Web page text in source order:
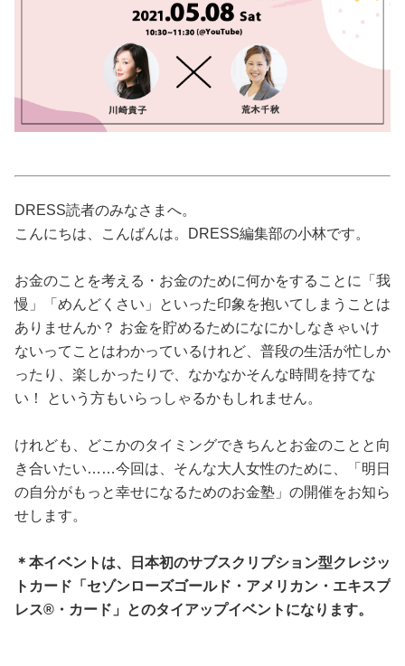
カルチャー/エンタメ
占い
ゲーム
DRESS読者のみなさまへ。
こんにちは、こんばんは。DRESS編集部の小林です。
お金のことを考える・お金のために何かをすることに「我
慢」「めんどくさい」といった印象を抱いてしまうことは
ありませんか？ お金を貯めるためになにかしなきゃいけ
ないってことはわかっているけれど、普段の生活が忙しか
ったり、楽しかったりで、なかなかそんな時間を持てな
い！ という方もいらっしゃるかもしれません。
けれども、どこかのタイミングできちんとお金のことと向
き合いたい……今回は、そんな大人女性のために、「明日
の自分がもっと幸せになるためのお金塾」の開催をお知ら
せします。
＊本イベントは、日本初のサブスクリプション型クレジッ
トカード「セゾンローズゴールド・アメリカン・エキスプ
レス®・カード」とのタイアップイベントになります。